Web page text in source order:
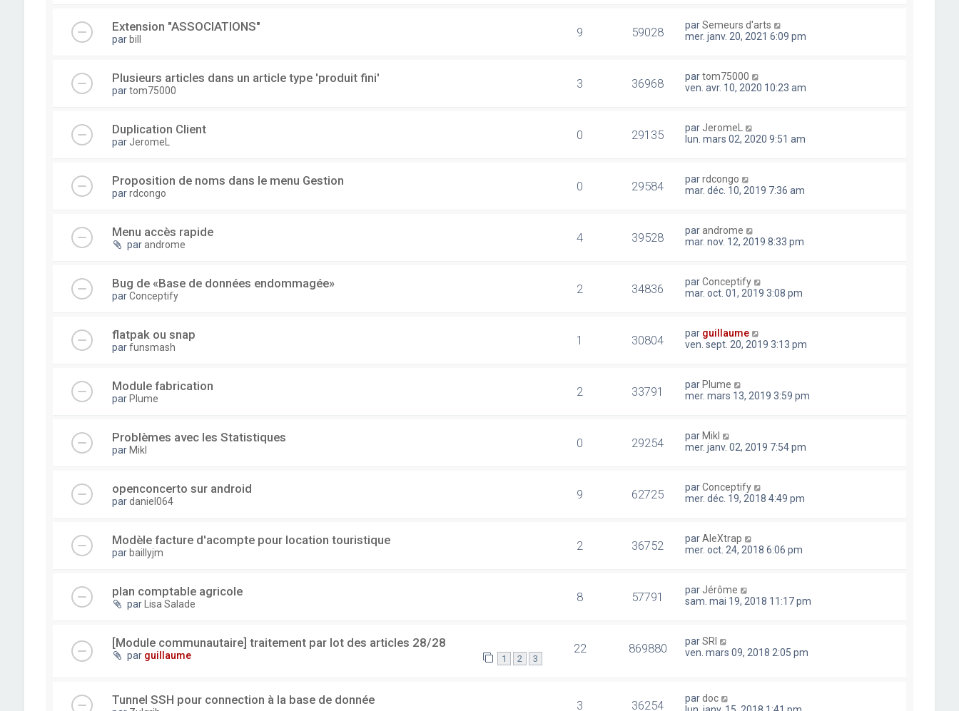
Extension "ASSOCIATIONS"
par bill 9 59028 parSemeurs d'arts
mer. janv. 20, 2021 6:09 pm
Plusieurs articles dans un article type 'produit fini'
partom75000 3 36968 partom75000
ven. avr. 10, 2020 10:23 am
Duplication Client
par JeromeL 0 29135 par JeromeL
lun. mars 02, 2020 9:51 am
Proposition de noms dans le menu Gestion
parrdcongo 0 29584 parrdcongo
mar. déc. 10, 2019 7:36 am
Menu accès rapide
parandrome 4 39528 parandrome
mar. nov. 12, 2019 8:33 pm
Bug de «Base de données endommagée»
parConceptify 2 34836 parConceptify
mar. oct. 01, 2019 3:08 pm
flatpak ou snap
parfunsmash 1 30804 par guillaume
ven. sept. 20, 2019 3:13 pm
Module fabrication
par Plume 2 33791 par Plume
mer. mars 13, 2019 3:59 pm
Problèmes avec les Statistiques
par Mikl 0 29254 par Mikl
mer. janv. 02, 2019 7:54 pm
openconcerto sur android
pardaniel064 9 62725 parConceptify
mer. déc. 19, 2018 4:49 pm
Modèle facture d'acompte pour location touristique
par baillyjm 2 36752 parAleXtrap
mer. oct. 24, 2018 6:06 pm
plan comptable agricole
par Lisa Salade 8 57791 par Jérôme
sam. mai 19, 2018 11:17 pm
[Module communautaire] traitement par lot des articles 28/28
par guillaume 1 2 3
22 869880 parSRI
ven. mars 09, 2018 2:05 pm
Tunnel SSH pour connection à la base de donnée 3 36254 pardoc